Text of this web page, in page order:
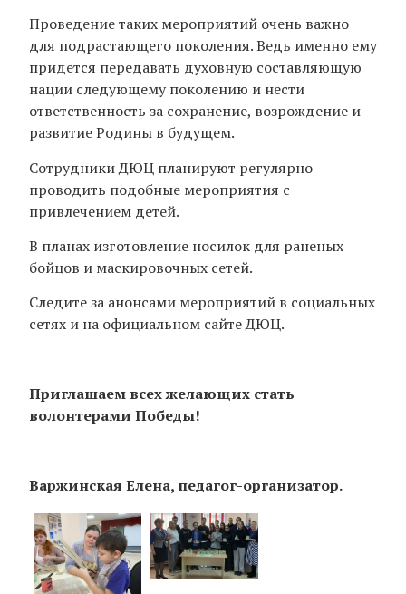
Проведение таких мероприятий очень важно
для подрастающего поколения. Ведь именно ему
придется передавать духовную составляющую
нации следующему поколению и нести
ответственность за сохранение, возрождение и
развитие Родины в будущем.
Сотрудники ДЮЦ планируют регулярно
проводить подобные мероприятия с
привлечением детей.
В планах изготовление носилок для раненых
бойцов и маскировочных сетей.
Следите за анонсами мероприятий в социальных
сетях и на официальном сайте ДЮЦ.
Приглашаем всех желающих стать
волонтерами Победы!
Варжинская Елена, педагог-организатор.